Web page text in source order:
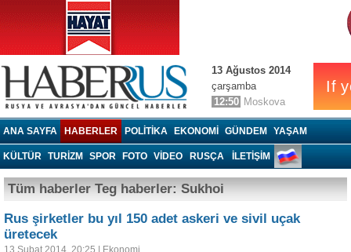
Haberrus.com
13 Ağustos 2014
çarşamba
12:50 Moskova
ANA SAYFA HABERLER POLITIKA EKONOMI GÜNDEM YAŞAM
KÜLTÜR TURIZM SPOR FOTO VIDEO RUSÇA İLETİŞİM
Tüm haberler Teg haberler: Sukhoi
Rus şirketler bu yıl 150 adet askeri ve sivil uçak
üretecek
13 Şubat 2014, 20:25 Ekonomi